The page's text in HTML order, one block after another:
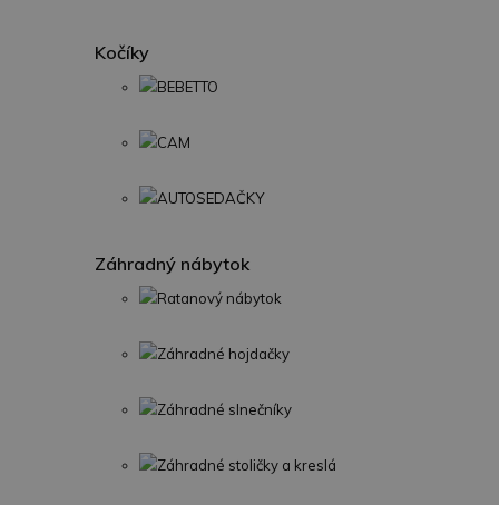
Kočíky
BEBETTO
CAM
AUTOSEDAČKY
Záhradný nábytok
Ratanový nábytok
Záhradné hojdačky
Záhradné slnečníky
Záhradné stoličky a kreslá